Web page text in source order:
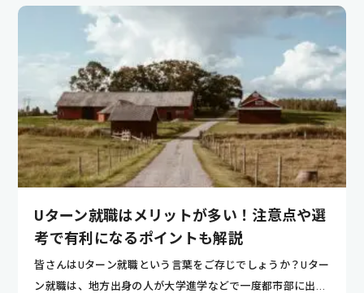
Uターン就職はメリットが多い！注意点や選
考で有利になるポイントも解説
皆さんはUターン就職という言葉をご存じでしょうか？Uター
ン就職は、地方出身の人が大学進学などで一度都市部に出て